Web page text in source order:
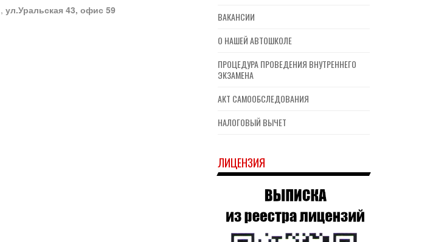
, ул.Уральская 43, офис 59
ВАКАНСИИ
О НАШЕЙ АВТОШКОЛЕ
ПРОЦЕДУРА ПРОВЕДЕНИЯ ВНУТРЕННЕГО
ЭКЗАМЕНА
АКТ САМООБСЛЕДОВАНИЯ
НАЛОГОВЫЙ ВЫЧЕТ
ЛИЦЕНЗИЯ